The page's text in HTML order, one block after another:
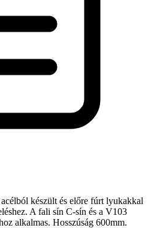
készült és előre fúrt lyukakkal
A fali sín C-sín és a V103
alkalmas. Hosszúság 600mm.